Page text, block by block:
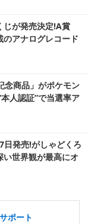
じが発売決定!A賞
アナログレコード
念商品」がポケモン
人認証”で当選率ア
日発売!がしゃどくろ
世界観が最高にオ
ポート